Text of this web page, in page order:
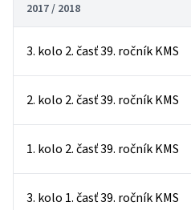
2017 / 2018
3. kolo 2. časť 39. ročník KMS
2. kolo 2. časť 39. ročník KMS
1. kolo 2. časť 39. ročník KMS
3. kolo 1. časť 39. ročník KMS